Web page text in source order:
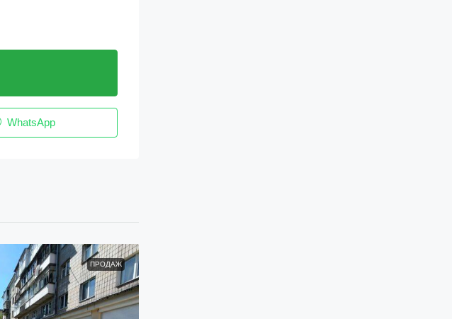
WhatsApp
ПРОДАЖ